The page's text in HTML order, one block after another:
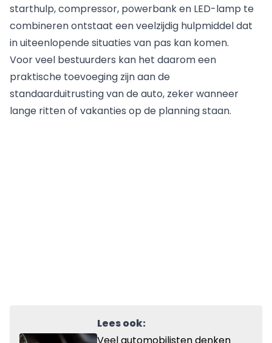
starthulp, compressor, powerbank en LED-lamp te
combineren ontstaat een veelzijdig hulpmiddel dat
in uiteenlopende situaties van pas kan komen.
Voor veel bestuurders kan het daarom een
praktische toevoeging zijn aan de
standaarduitrusting van de auto, zeker wanneer
lange ritten of vakanties op de planning staan.
Lees ook: